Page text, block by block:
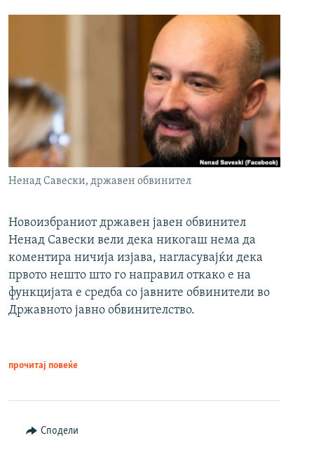
Ненад Савески, државен обвинител
Новоизбраниот државен јавен обвинител
Ненад Савески вели дека никогаш нема да
коментира ничија изјава, нагласувајќи дека
првото нешто што го направил откако е на
функцијата е средба со јавните обвинители во
Државното јавно обвинителство.
прочитај повеќе
Сподели